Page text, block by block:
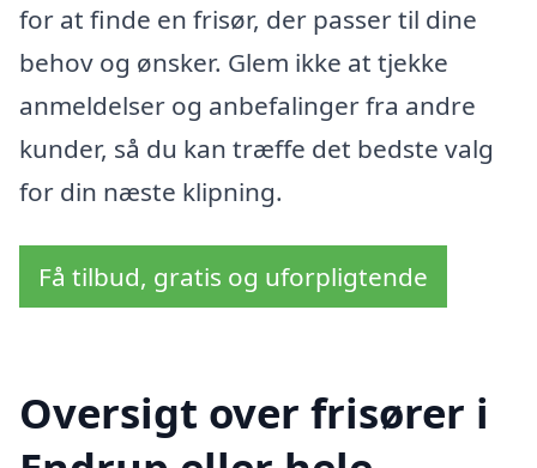
for at finde en frisør, der passer til dine
behov og ønsker. Glem ikke at tjekke
anmeldelser og anbefalinger fra andre
kunder, så du kan træffe det bedste valg
for din næste klipning.
Få tilbud, gratis og uforpligtende
Oversigt over frisører i